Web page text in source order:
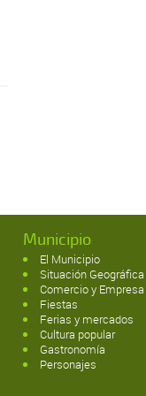
Municipio
El Municipio
Situación Geográfica
Comercio y Empresa
Fiestas
Ferias y mercados
Cultura popular
Gastronomía
Personajes